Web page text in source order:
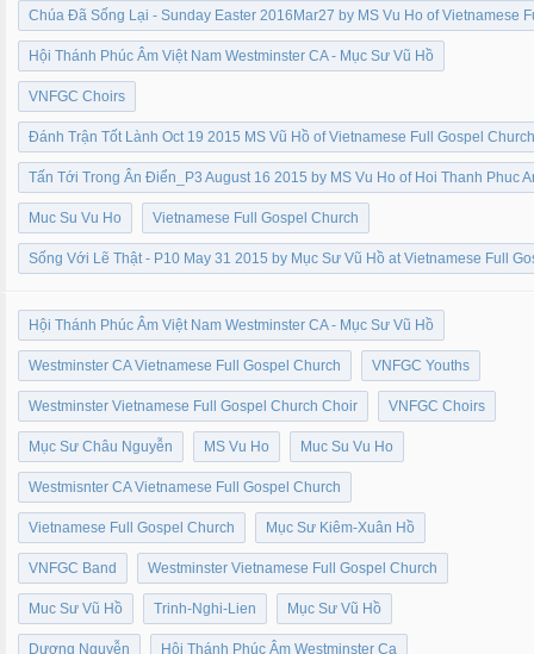
Chúa Đã Sống Lại - Sunday Easter 2016Mar27 by MS Vu Ho of Vietnamese
Hội Thánh Phúc Âm Việt Nam Westminster CA - Mục Sư Vũ Hồ
VNFGC Choirs
Đánh Trận Tốt Lành Oct 19 2015 MS Vũ Hồ of Vietnamese Full Gospel
Tấn Tới Trong Ân Điển_P3 August 16 2015 by MS Vu Ho of Hoi Thanh Phuc
Muc Su Vu Ho Vietnamese Full Gospel Church
Sống Với Lẽ Thật - P10 May 31 2015 by Mục Sư Vũ Hồ at Vietnamese Full
Hội Thánh Phúc Âm Việt Nam Westminster CA - Mục Sư Vũ Hồ
Westminster CA Vietnamese Full Gospel Church VNFGC Youths
Westminster Vietnamese Full Gospel Church Choir VNFGC Choirs
Mục Sư Châu Nguyễn MS Vu Ho Muc Su Vu Ho
Westmisnter CA Vietnamese Full Gospel Church
Vietnamese Full Gospel Church Mục Sư Kiêm-Xuân Hồ
VNFGC Band Westminster Vietnamese Full Gospel Church
Muc Sư Vũ Hồ Trinh-Nghi-Lien Mục Sư Vũ Hồ
Dương Nguyễn Hội Thánh Phúc Âm Westminster Ca